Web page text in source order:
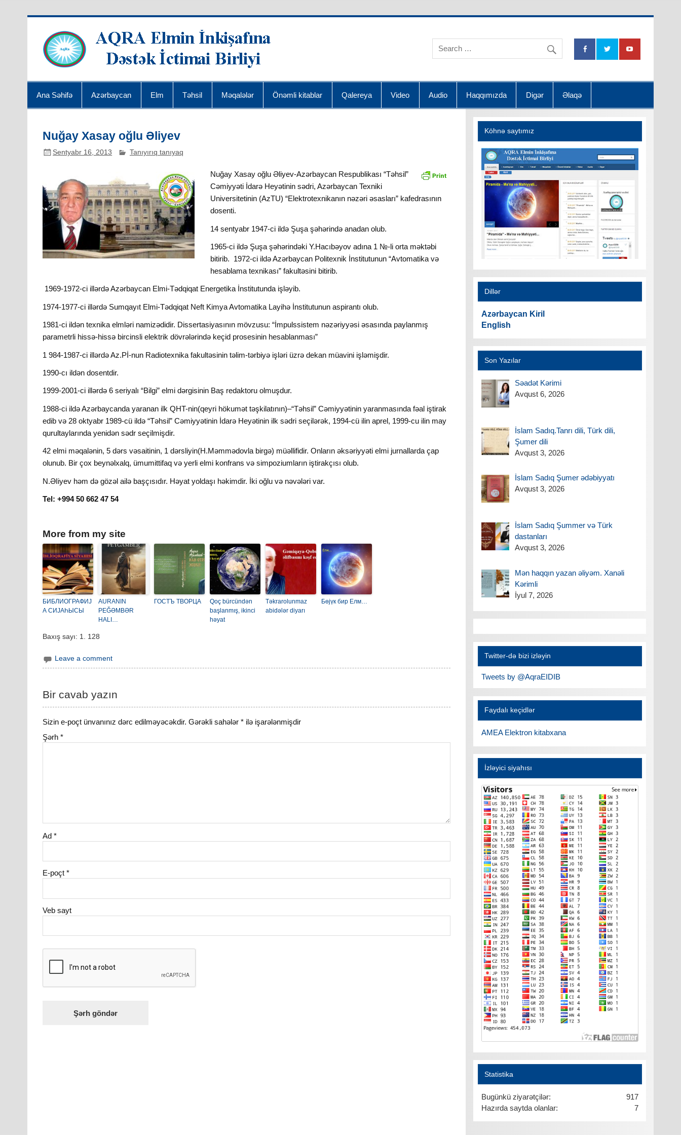
AQRA Elmin İnkişafına Dətsək İctimai Birliyi
Ana Səhifə Azərbaycan Elm Təhsil Məqalələr Önəmli kitablar Qalereya Video Audio Haqqımızda Digər Əlaqə
Nuğay Xasay oğlu Əliyev
Sentyabr 16, 2013 Tanıyırıq tanıyaq
Nuğay Xasay oğlu Əliyev-Azərbaycan Respublikası “Təhsil”
Cəmiyyəti İdarə Heyətinin sədri, Azərbaycan Texniki
Universitetinin (AzTU) “Elektrotexnikanın nəzəri əsasları” kafedrasının
dosenti.
14 sentyabr 1947-ci ildə Şuşa şəhərində anadan olub.
1965-ci ildə Şuşa şəhərindəki Y.Hacıbəyov adına 1 №-li orta məktəbi
bitirib. 1972-ci ildə Azərbaycan Politexnik İnstitutunun “Avtomatika və
hesablama texnikası” fakultəsini bitirib.
1969-1972-ci illərdə Azərbaycan Elmi-Tədqiqat Energetika İnstitutunda işləyib.
1974-1977-ci illərdə Sumqayıt Elmi-Tədqiqat Neft Kimya Avtomatika Layihə İnstitutunun aspirantı olub.
1981-ci ildən texnika elmləri namizədidir. Dissertasiyasının mövzusu: “İmpulssistem nəzəriyyəsi əsasında paylanmış
parametrli hissə-hissə bircinsli elektrik dövrələrində keçid prosesinin hesablanması”
1 984-1987-ci illərdə Az.Pİ-nun Radiotexnika fakultəsinin təlim-tərbiyə işləri üzrə dekan müavini işləmişdir.
1990-cı ildən dosentdir.
1999-2001-ci illərdə 6 seriyalı “Bilgi” elmi dərgisinin Baş redaktoru olmuşdur.
1988-ci ildə Azərbaycanda yaranan ilk QHT-nin(qeyri hökumət təşkilatının)–“Təhsil” Cəmiyyətinin yaranmasında fəal iştirak
edib və 28 oktyabr 1989-cü ildə “Təhsil” Cəmiyyətinin İdarə Heyətinin ilk sədri seçilərək, 1994-cü ilin aprel, 1999-cu ilin may
qurultaylarında yenidən sədr seçilmişdir.
42 elmi məqalənin, 5 dərs vəsaitinin, 1 dərsliyin(H.Məmmədovla birgə) müəllifidir. Onların əksəriyyəti elmi jurnallarda çap
olunub. Bir çox beynəlxalq, ümumittifaq və yerli elmi konfrans və simpoziumların iştirakçısı olub.
N.ƏIiyev həm də gözəl ailə başçısıdır. Həyat yoldaşı həkimdir. İki oğlu və nəvələri var.
Tel: +994 50 662 47 54
More from my site
БИБЛИОГРАФИЈ
А СИЈАҺЫСЫ
AURANIN
PEĞƏMBƏR
HALI…
ГОСТЪ ТВОРЦА
Qoç bürcündən
başlanmış, ikinci
həyat
Тəkrarolunmaz
abidələr diyarı
Бөjүк бир Елм…
Baxış sayı: 1. 128
Leave a comment
Bir cavab yazın
Sizin e-poçt ünvanınız dərc edilməyəcəkdir. Gərəkli sahələr* ilə işarələnmişdir
Şərh*
Ad*
E-poçt*
Veb sayt
Köhnə saytımız
Dillər
Azərbaycan Kiril
English
Son Yazılar
Səadət Kərimi
Avqust 6, 2026
İslam Sadıq.Tanrı dili, Türk dili,
Şumer dili
Avqust 3, 2026
İslam Sadıq Şumer ədəbiyyatı
Avqust 3, 2026
İslam Sadıq Şummer və Türk
dastanları
Avqust 3, 2026
Mən haqqın yazan əliyəm. Xanəli
Kərimli
İyul 7, 2026
Twitter-də bizi izləyin
Tweets by @AqraEIDIB
Faydalı keçidlər
AMEA Elektron kitabxana
İzləyici siyahısı
Statistika
917
Bugünkü ziyarətçilər:
7
Hazırda saytda olanlar: